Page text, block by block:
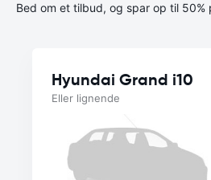
Bed om et tilbud, og spar op til 50%
Hyundai Grand i10
Eller lignende